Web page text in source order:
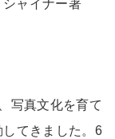
ャイナー著
写真文化を育て
てきました。6